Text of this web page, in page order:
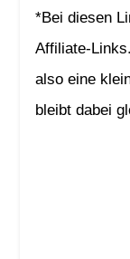
*Bei diesen
Affiliate-
also eine
bleibt dabei